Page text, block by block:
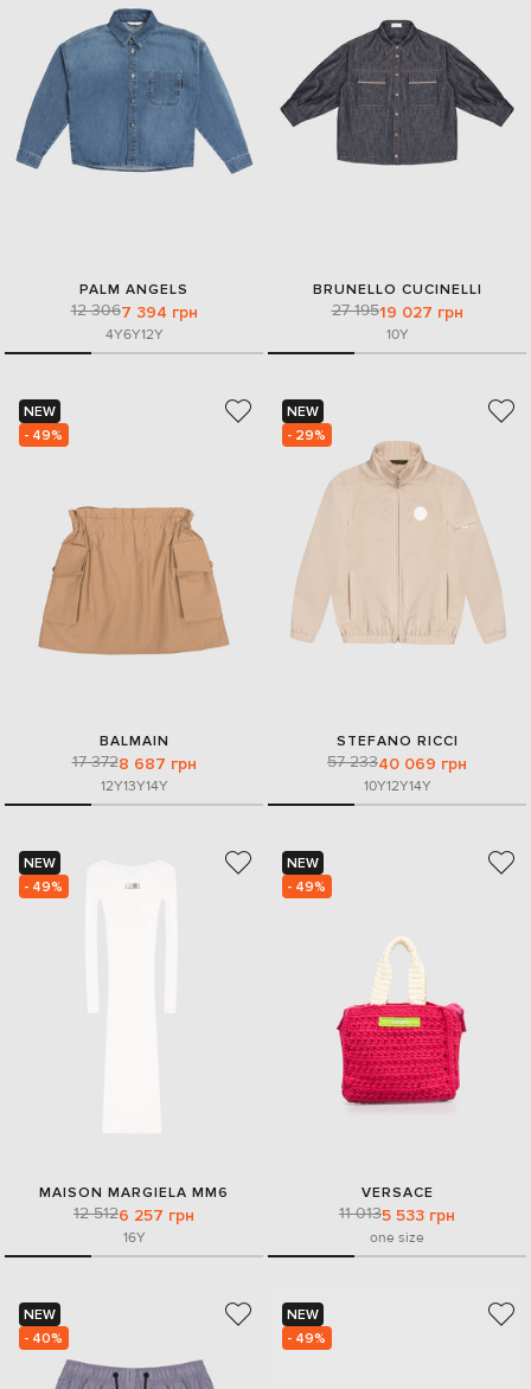
PALM ANGELS
12 3067 394 грн
4Y6Y12Y
BRUNELLO CUCINELLI
27 19519 027 грн
10Y
NEW
- 49%
BALMAIN
17 3728 687 грн
12Y13Y14Y
NEW
- 29%
STEFANO RICCI
57 23340 069 грн
10Y12Y14Y
NEW
- 49%
MAISON MARGIELA MM6
12 5126 257 грн
16Y
NEW
- 49%
VERSACE
11 0135 533 грн
one size
NEW
- 40%
NEW
- 49%